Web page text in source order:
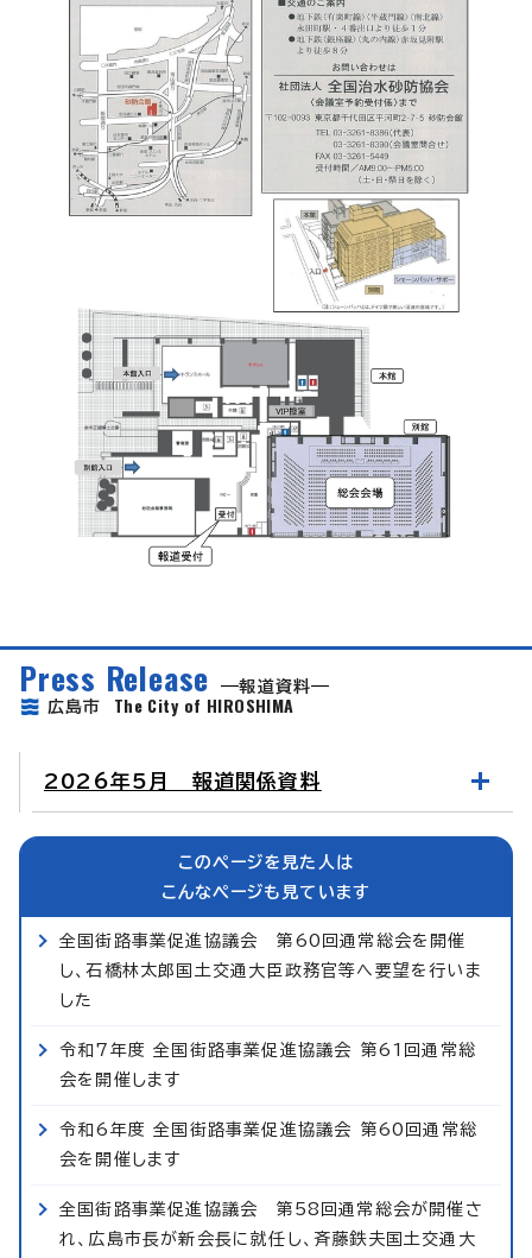
Press Release
報道資料
広島市 The City of HIROSHIMA
2026年5月 報道関係資料
このページを見た人は
こんなページも見ています
全国街路事業促進協議会 第60回通常総会を開催
し、石橋林太郎国土交通大臣政務官等へ要望を行いま
した
令和7年度 全国街路事業促進協議会 第61回通常総
会を開催します
令和6年度 全国街路事業促進協議会 第60回通常総
会を開催します
全国街路事業促進協議会 第58回通常総会が開催さ
れ、広島市長が新会長に就任し、斉藤鉄夫国土交通大